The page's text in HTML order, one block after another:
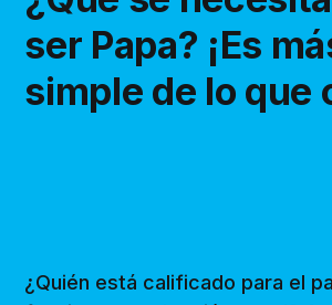
ser Papa? ¡Es
simple de lo que
¿Quién está calificado para el